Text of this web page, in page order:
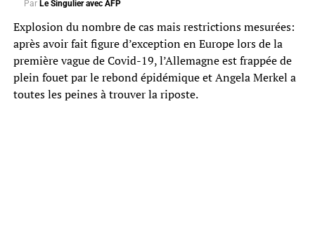
Par Le Singulier avec AFP
Explosion du nombre de cas mais restrictions mesurées:
après avoir fait figure d’exception en Europe lors de la
première vague de Covid-19, l’Allemagne est frappée de
plein fouet par le rebond épidémique et Angela Merkel a
toutes les peines à trouver la riposte.